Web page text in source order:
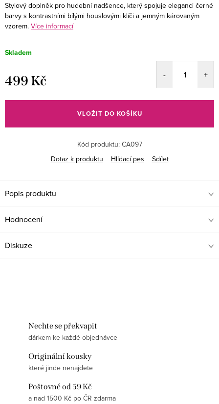
Stylový doplněk pro hudební nadšence, který spojuje eleganci černé
barvy s kontrastními bílými houslovými klíči a jemným károvaným
vzorem. Více informací
Skladem
499 Kč
cena:
VLOŽIT DO KOŠÍKU
Kód produktu: CA097
Dotaz k produktu
Hlídací pes Sdílet
Popis produktu
Hodnocení
Diskuze
Nechte se překvapit
dárkem ke každé objednávce
Originální kousky
které jinde nenajdete
Poštovné od 59 Kč
a nad 1500 Kč po ČR zdarma